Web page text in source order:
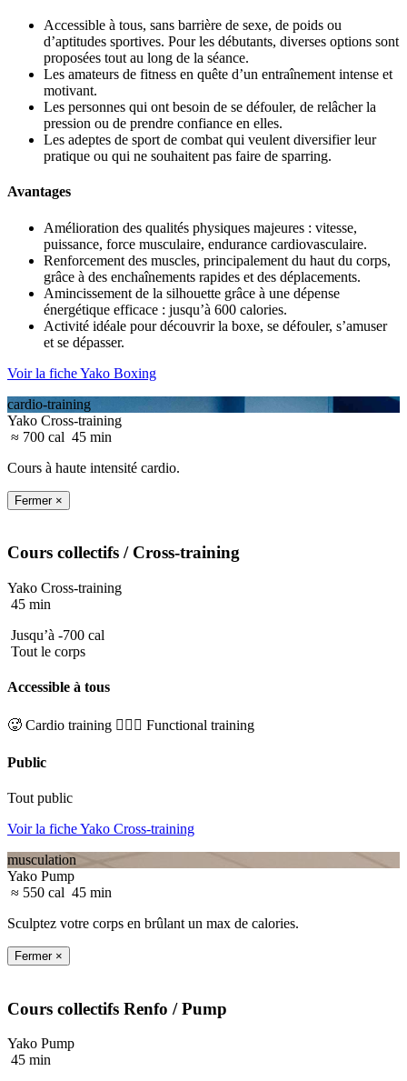
Accessible à tous, sans barrière de sexe, de poids ou
d’aptitudes sportives. Pour les débutants, diverses options sont
proposées tout au long de la séance.
Les amateurs de fitness en quête d’un entraînement intense et
motivant.
Les personnes qui ont besoin de se défouler, de relâcher la
pression ou de prendre confiance en elles.
Les adeptes de sport de combat qui veulent diversifier leur
pratique ou qui ne souhaitent pas faire de sparring.
Avantages
Amélioration des qualités physiques majeures : vitesse,
puissance, force musculaire, endurance cardiovasculaire.
Renforcement des muscles, principalement du haut du corps,
grâce à des enchaînements rapides et des déplacements.
Amincissement de la silhouette grâce à une dépense
énergétique efficace : jusqu’à 600 calories.
Activité idéale pour découvrir la boxe, se défouler, s’amuser
et se dépasser.
Voir la fiche Yako Boxing
cardio-training
Yako Cross-training
≈ 700 cal 45 min
Cours à haute intensité cardio.
Fermer ×
Cours collectifs / Cross-training
Yako Cross-training
45 min
Jusqu’à -700 cal
Tout le corps
Accessible à tous
🥵 Cardio training 🏋🏼‍♂️ Functional training
Public
Tout public
Voir la fiche Yako Cross-training
musculation
Yako Pump
≈ 550 cal 45 min
Sculptez votre corps en brûlant un max de calories.
Fermer ×
Cours collectifs Renfo / Pump
Yako Pump
45 min